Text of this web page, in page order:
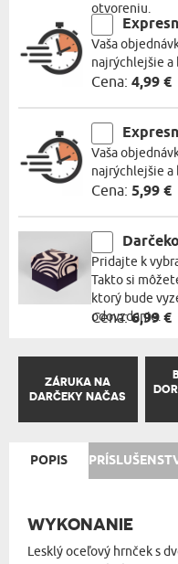
otvoreniu.
Vaša
najrýchlejšie a
Cena: 4,99 €
Vaša
najrýchlejšie a
Cena: 5,99 €
Pridajte k
Takto si
ktorý bude
odovzdanie.
Cena:6,99 €
ZÁRUKA NA
DARČEKY NAČAS
POPIS
WYKONANIE
Lesklý oceľový hrnček s